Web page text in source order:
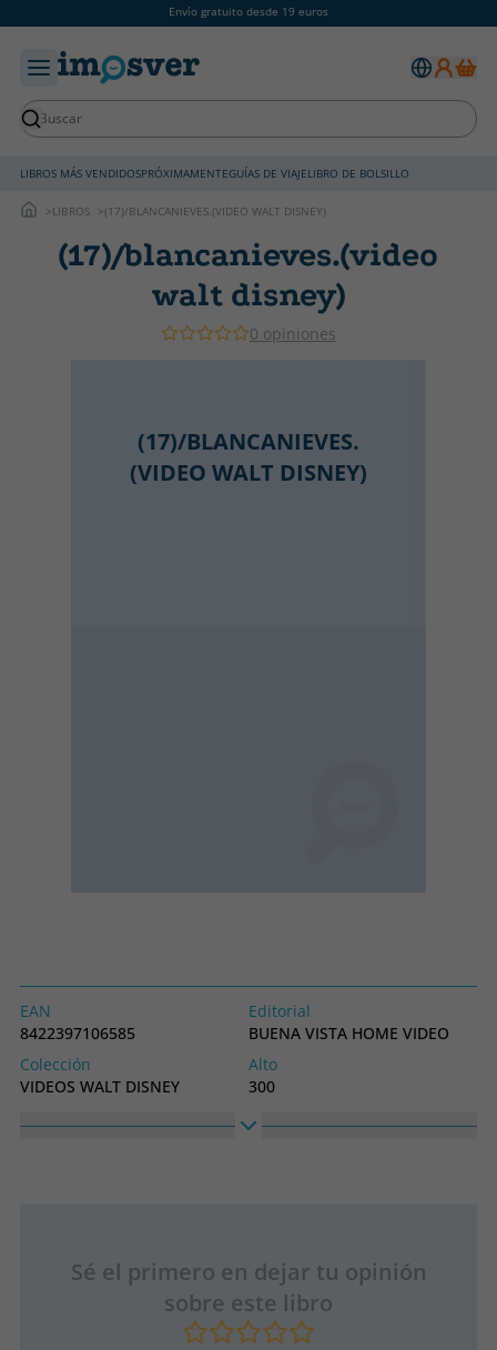
Envío gratuito desde 19 euros
LIBROS MÁS VENDIDOSPRÓXIMAMENTEGUÍAS DE VIAJELIBRO DE BOLSILLO
LIBROS (17)/BLANCANIEVES.(VIDEO WALT DISNEY)
(17)/blancanieves.(video
walt disney)
0 opiniones
(17)/BLANCANIEVES.
(VIDEO WALT DISNEY)
EAN
8422397106585
Editorial
BUENA VISTA HOME VIDEO
Colección
VIDEOS WALT DISNEY
Alto
300
Sé el primero en dejar tu opinión
sobre este libro